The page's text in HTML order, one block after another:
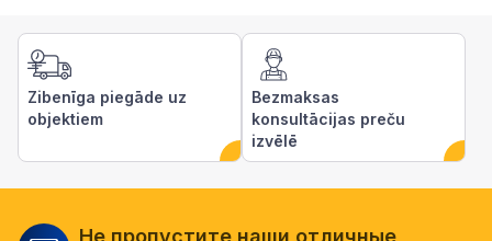
Zibenīga piegāde uz
objektiem
Bezmaksas
konsultācijas preču
izvēlē
Не пропустите наши отличные